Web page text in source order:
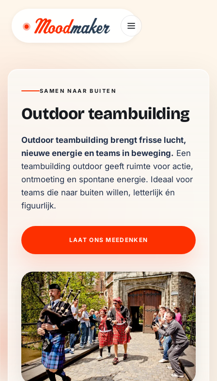
SAMEN NAAR BUITEN
Outdoor teambuilding
Outdoor teambuilding brengt frisse lucht,
nieuwe energie en teams in beweging. Een
teambuilding outdoor geeft ruimte voor actie,
ontmoeting en spontane energie. Ideaal voor
teams die naar buiten willen, letterlijk én
figuurlijk.
LAAT ONS MEEDENKEN